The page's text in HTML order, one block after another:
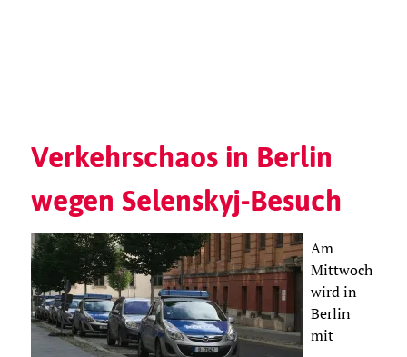
Verkehrschaos in Berlin
wegen Selenskyj-Besuch
Am
Mittwoch
wird in
Berlin
mit